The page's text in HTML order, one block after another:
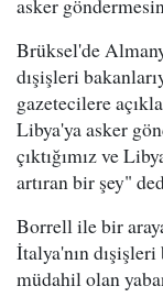
asker
Brüksel'de
dışişleri
gazetecilere
Libya'ya asker
çıktığımız ve
artıran bir şey"
Borrell ile bir
İtalya'nın
müdahil olan